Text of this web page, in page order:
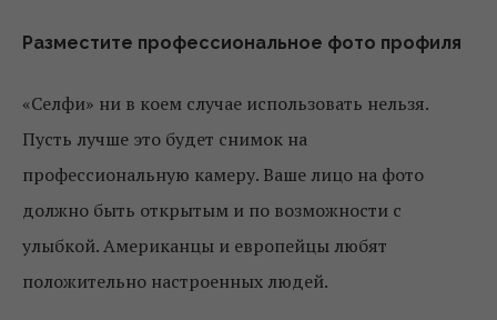
Разместите профессиональное фото профиля
«Селфи» ни в коем случае использовать нельзя.
Пусть лучше это будет снимок на
профессиональную камеру. Ваше лицо на фото
должно быть открытым и по возможности с
улыбкой. Американцы и европейцы любят
положительно настроенных людей.